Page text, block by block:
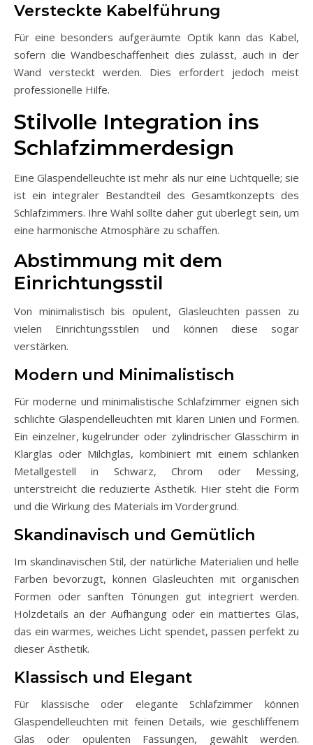
Versteckte Kabelführung
Für eine besonders aufgeräumte Optik kann das Kabel,
sofern die Wandbeschaffenheit dies zulässt, auch in der
Wand versteckt werden. Dies erfordert jedoch meist
professionelle Hilfe.
Stilvolle Integration ins
Schlafzimmerdesign
Eine Glaspendelleuchte ist mehr als nur eine Lichtquelle; sie
ist ein integraler Bestandteil des Gesamtkonzepts des
Schlafzimmers. Ihre Wahl sollte daher gut überlegt sein, um
eine harmonische Atmosphäre zu schaffen.
Abstimmung mit dem
Einrichtungsstil
Von minimalistisch bis opulent, Glasleuchten passen zu
vielen Einrichtungsstilen und können diese sogar
verstärken.
Modern und Minimalistisch
Für moderne und minimalistische Schlafzimmer eignen sich
schlichte Glaspendelleuchten mit klaren Linien und Formen.
Ein einzelner, kugelrunder oder zylindrischer Glasschirm in
Klarglas oder Milchglas, kombiniert mit einem schlanken
Metallgestell in Schwarz, Chrom oder Messing,
unterstreicht die reduzierte Ästhetik. Hier steht die Form
und die Wirkung des Materials im Vordergrund.
Skandinavisch und Gemütlich
Im skandinavischen Stil, der natürliche Materialien und helle
Farben bevorzugt, können Glasleuchten mit organischen
Formen oder sanften Tönungen gut integriert werden.
Holzdetails an der Aufhängung oder ein mattiertes Glas,
das ein warmes, weiches Licht spendet, passen perfekt zu
dieser Ästhetik.
Klassisch und Elegant
Für klassische oder elegante Schlafzimmer können
Glaspendelleuchten mit feinen Details, wie geschliffenem
Glas oder opulenten Fassungen, gewählt werden.